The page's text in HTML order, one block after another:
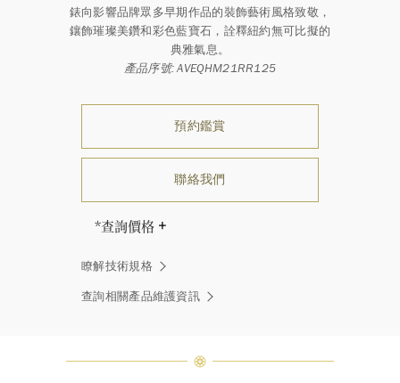
錶向影響品牌眾多早期作品的裝飾藝術風格致敬，
鑲飾璀璨美鑽和彩色藍寶石，詮釋紐約無可比擬的
典雅氣息。
產品序號: AVEQHM21RR125
預約鑑賞
聯絡我們
*查詢價格
兩顆相同的鑽石。」 海瑞溫斯頓的每
一件高級珠寶作品也是如此：每個寶
石皆與眾不同而採用獨特鑲嵌方式，
瞭解技術規格
查詢相關產品維護資訊